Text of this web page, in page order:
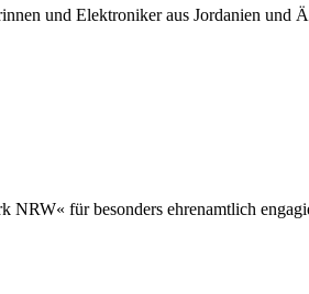
und Elektroniker aus Jordanien und
für besonders ehrenamtlich